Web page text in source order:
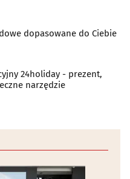
dopasowane do Ciebie
24holiday - prezent,
narzędzie